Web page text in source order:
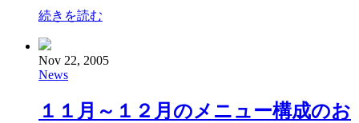
続きを読む
Nov 22, 2005
News
１１月～１２月のメニュー構成のお